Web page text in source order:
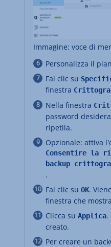
Immagine: voce di
Personalizza il
Fai clic su
finestra
Nella finestra
password
ripetila.
Opzionale: attiva
Consentire la
backup
.
Fai clic su OK.
finestra che
Clicca su Applica.
creato.
Per creare un